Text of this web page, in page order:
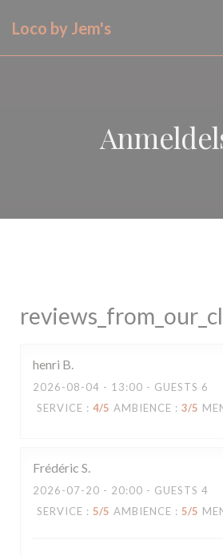
Loco by Jem's
henri B
2026-08-04 - 13:00 - GUESTS 6
SERVICE : 4/5 AMBIENCE : 3/5
Frédéric S
2026-07-20 - 20:00 - GUESTS 4
SERVICE : 5/5 AMBIENCE : 5/5